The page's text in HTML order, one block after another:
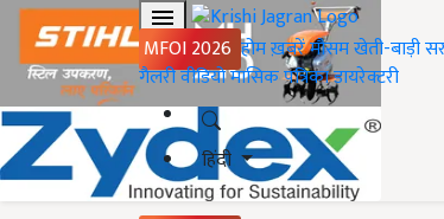
MFOI 2026 होमख़बरेंमौसमखेती-बाड़ी
गैलरीवीडियोमासिक पत्रिकाडायरेक्टरी
हिंदी